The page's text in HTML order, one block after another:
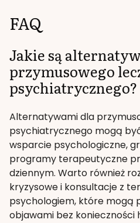
FAQ
Jakie są
przymusowego
psychiatrycznego?
Alternatywami dla
psychiatrycznego mogą
wsparcie psychologiczne,
programy terapeutyczne
dziennym. Warto również
kryzysowe i konsultacje z
psychologiem, które mogą
objawami bez konieczności